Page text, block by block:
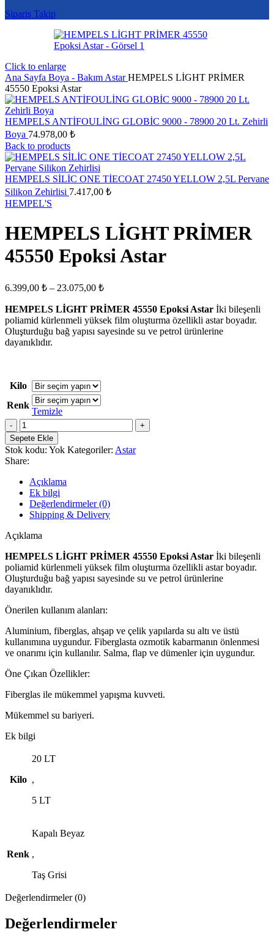
Sipariş Takip
Click to enlarge
Ana Sayfa Boya - Bakım AstarHEMPELS LİGHT PRİMER
45550 Epoksi Astar
HEMPELS ANTİFOULİNG GLOBİC 9000 - 78900 20 Lt. Zehirli
Boya 74.978,00 ₺
Back to products
HEMPELS SİLİC ONE TİECOAT 27450 YELLOW 2,5L Pervane
Silikon Zehirlisi 7.417,00 ₺
HEMPEL'S
HEMPELS LİGHT PRİMER
45550 Epoksi Astar
6.399,00 ₺ – 23.075,00 ₺Fiyat
6.399,00 ₺
-
23.075,00 ₺
HEMPELS LİGHT PRİMER 45550 Epoksi Astar İki bileşenli
poliamid kürlenmeli yüksek film oluşturma özellikli astar boyadır.
Oluşturduğu bağ yapısı sayesinde su ve petrol ürünlerine
dayanıklıdır.
Kilo
Renk
Temizle
HEMPELS
LİGHT
PRİMER
45550
Epoksi
Astar
adet
Sepete Ekle
Stok kodu: Yok Kategoriler: Astar
Share:
Açıklama
Ek bilgi
Değerlendirmeler (0)
Shipping & Delivery
Açıklama
HEMPELS LİGHT PRİMER 45550 Epoksi Astar İki bileşenli
poliamid kürlenmeli yüksek film oluşturma özellikli astar boyadır.
Oluşturduğu bağ yapısı sayesinde su ve petrol ürünlerine
dayanıklıdır.
Önerilen kullanım alanları:
Aluminium, fiberglas, ahşap ve çelik yapılarda su altı ve üstü
kullanımına uygundur. Fiberglasta ozmotik kabarmanın önlenmesi
ve onarımı için kullanılır. Salma, flap ve dümenler için uygundur.
Öne Çıkan Özellikler:
Fiberglas ile mükemmel yapışma kuvveti.
Mükemmel su bariyeri.
Ek bilgi
Kilo
20 LT
,
5 LT
Renk
Kapalı Beyaz
,
Taş Grisi
Değerlendirmeler (0)
Değerlendirmeler